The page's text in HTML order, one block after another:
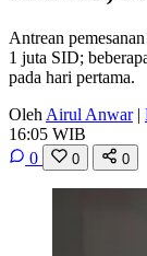
Antrean
1 juta SID;
pada hari pertama.
Oleh Airul Anwar |
16:05 WIB
0
0 0